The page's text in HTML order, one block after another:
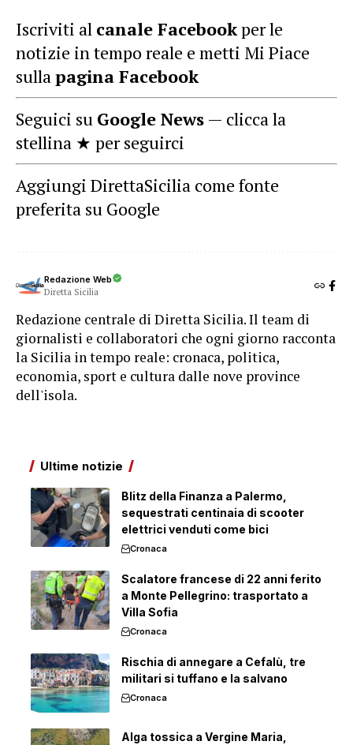
Iscriviti al canale Facebookper le
notizie in tempo reale e metti Mi Piace
sullapagina Facebook
Seguici su Google News — clicca la
stellina ★ per seguirci
Aggiungi DirettaSicilia come fonte
preferita su Google
Redazione Web
Diretta Sicilia
Redazione centrale di Diretta Sicilia. Il team di
giornalisti e collaboratori che ogni giorno racconta
la Sicilia in tempo reale: cronaca, politica,
economia, sport e cultura dalle nove province
dell'isola.
Ultime notizie
Blitz della Finanza a Palermo,
sequestrati centinaia di scooter
elettrici venduti come bici
Cronaca
Scalatore francese di 22 anni ferito
a Monte Pellegrino: trasportato a
Villa Sofia
Cronaca
Rischia di annegare a Cefalù, tre
militari si tuffano e la salvano
Cronaca
Alga tossica a Vergine Maria,